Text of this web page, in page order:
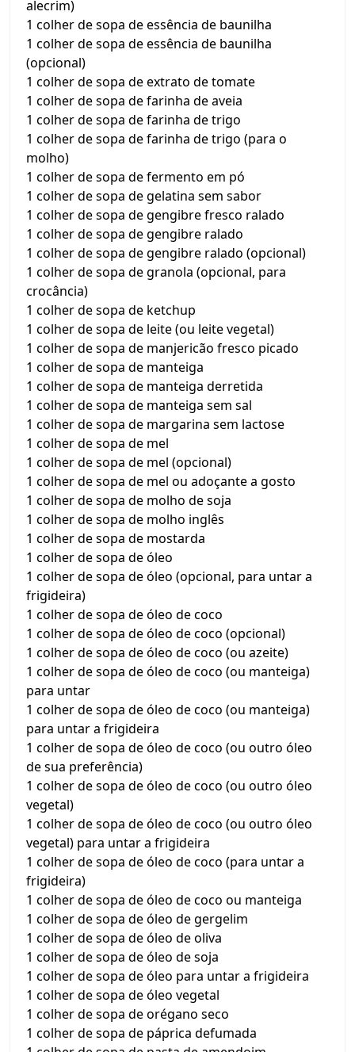
alecrim)
1 colher de sopa de essência de baunilha
1 colher de sopa de essência de baunilha
(opcional)
1 colher de sopa de extrato de tomate
1 colher de sopa de farinha de aveia
1 colher de sopa de farinha de trigo
1 colher de sopa de farinha de trigo (para o
molho)
1 colher de sopa de fermento em pó
1 colher de sopa de gelatina sem sabor
1 colher de sopa de gengibre fresco ralado
1 colher de sopa de gengibre ralado
1 colher de sopa de gengibre ralado (opcional)
1 colher de sopa de granola (opcional, para
crocância)
1 colher de sopa de ketchup
1 colher de sopa de leite (ou leite vegetal)
1 colher de sopa de manjericão fresco picado
1 colher de sopa de manteiga
1 colher de sopa de manteiga derretida
1 colher de sopa de manteiga sem sal
1 colher de sopa de margarina sem lactose
1 colher de sopa de mel
1 colher de sopa de mel (opcional)
1 colher de sopa de mel ou adoçante a gosto
1 colher de sopa de molho de soja
1 colher de sopa de molho inglês
1 colher de sopa de mostarda
1 colher de sopa de óleo
1 colher de sopa de óleo (opcional, para untar a
frigideira)
1 colher de sopa de óleo de coco
1 colher de sopa de óleo de coco (opcional)
1 colher de sopa de óleo de coco (ou azeite)
1 colher de sopa de óleo de coco (ou manteiga)
para untar
1 colher de sopa de óleo de coco (ou manteiga)
para untar a frigideira
1 colher de sopa de óleo de coco (ou outro óleo
de sua preferência)
1 colher de sopa de óleo de coco (ou outro óleo
vegetal)
1 colher de sopa de óleo de coco (ou outro óleo
vegetal) para untar a frigideira
1 colher de sopa de óleo de coco (para untar a
frigideira)
1 colher de sopa de óleo de coco ou manteiga
1 colher de sopa de óleo de gergelim
1 colher de sopa de óleo de oliva
1 colher de sopa de óleo de soja
1 colher de sopa de óleo para untar a frigideira
1 colher de sopa de óleo vegetal
1 colher de sopa de orégano seco
1 colher de sopa de páprica defumada